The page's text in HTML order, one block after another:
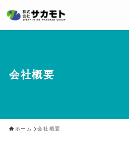
会社概要
ホーム 会社概要